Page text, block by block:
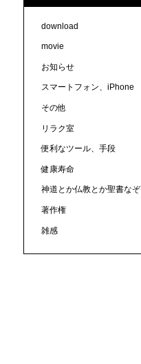
download
movie
お知らせ
スマートフォン、iPhone
その他
リラク室
便利なツール、手段
健康寿命
神道とか仏教とか聖書なぞ
著作権
雑感